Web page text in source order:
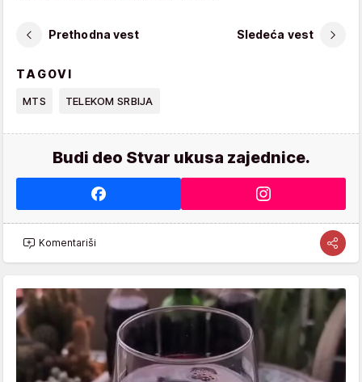
Prethodna vest Sledeća vest
TAGOVI
MTS TELEKOM SRBIJA
Budi deo Stvar ukusa zajednice.
Komentariši